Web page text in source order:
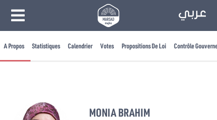
A Propos Statistiques Calendrier Votes Propositions De Loi Contrôle
MONIA BRAHIM